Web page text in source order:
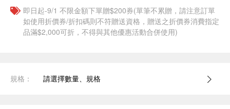
即日起-9/1 不限金額下單贈$200券(單筆不累贈，請注意訂單
如使用折價券/折扣碼則不符贈送資格，贈送之折價券消費指定
品滿$2,000可折，不得與其他優惠活動合併使用)
規格： 請選擇數量、規格